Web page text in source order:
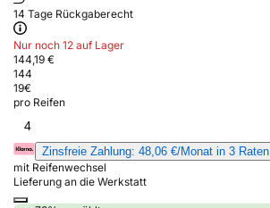
14 Tage Rückgaberecht
Nur noch 12 auf Lager
144,19 €
144
19€
pro Reifen
4
Zinsfreie Zahlung: 48,06 €/Monat in 3 Raten
mit Reifenwechsel
Lieferung an die Werkstatt